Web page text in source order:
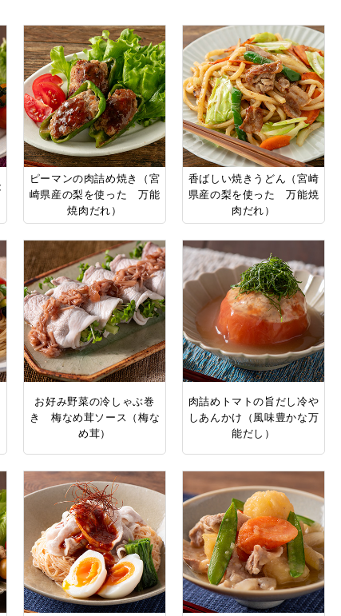
ピーマンの肉詰め焼き（宮
崎県産の梨を使った 万能
焼肉だれ）
香ばしい焼きうどん（宮崎
県産の梨を使った 万能焼
肉だれ）
お好み野菜の冷しゃぶ巻
き 梅なめ茸ソース（梅な
め茸）
肉詰めトマトの旨だし冷や
しあんかけ（風味豊かな万
能だし）